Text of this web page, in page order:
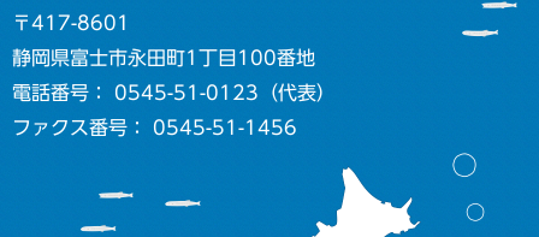
〒417-8601
静岡県富士市永田町1丁目100番地
電話番号： 0545-51-0123（代表）
ファクス番号： 0545-51-1456